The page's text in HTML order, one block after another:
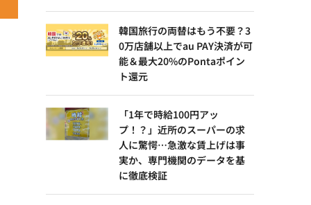
韓国旅行の両替はもう不要？3
0万店舗以上でau PAY決済が可
能＆最大20%のPontaポイン
ト還元
「1年で時給100円アッ
プ！？」近所のスーパーの求
人に驚愕…急激な賃上げは事
実か、専門機関のデータを基
に徹底検証